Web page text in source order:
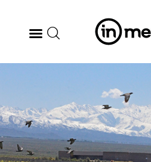
GASTRONOMÍA
ARTE & CULTURA